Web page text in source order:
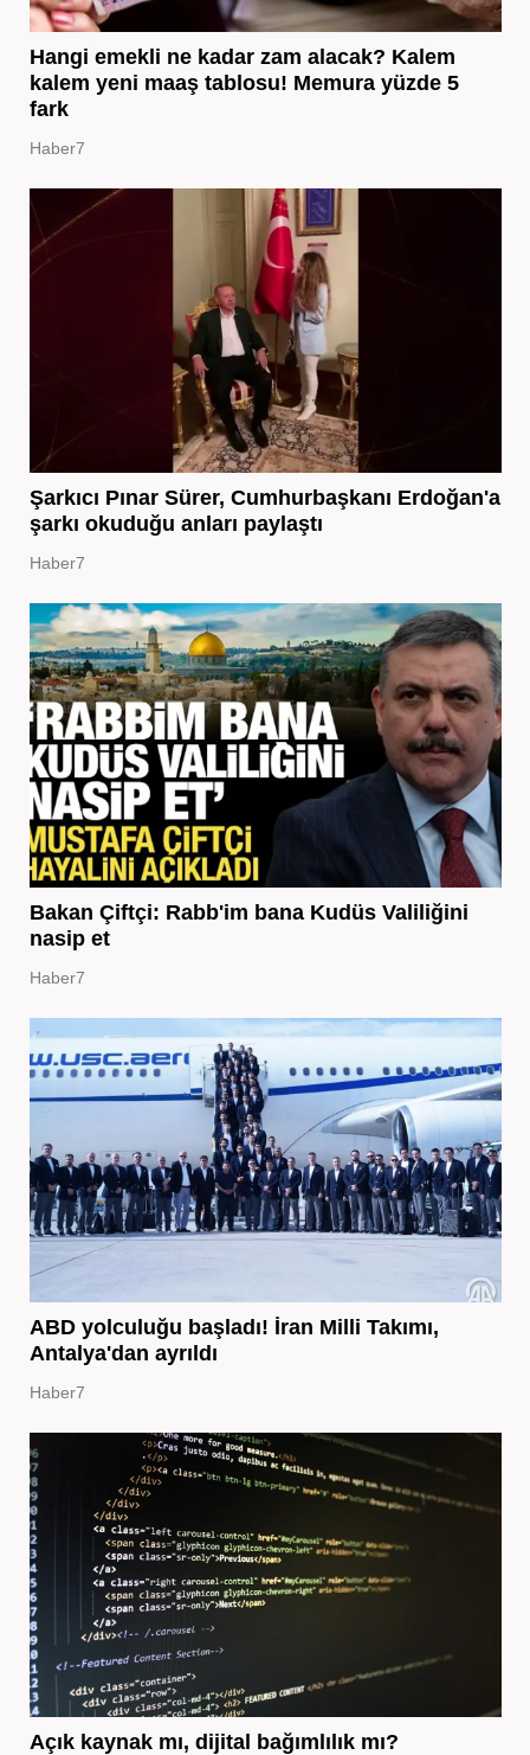
Hangi emekli ne kadar zam alacak? Kalem
kalem yeni maaş tablosu! Memura yüzde 5
fark
Haber7
Şarkıcı Pınar Sürer, Cumhurbaşkanı Erdoğan'a
şarkı okuduğu anları paylaştı
Haber7
Bakan Çiftçi: Rabb'im bana Kudüs Valiliğini
nasip et
Haber7
ABD yolculuğu başladı! İran Milli Takımı,
Antalya'dan ayrıldı
Haber7
Açık kaynak mı, dijital bağımlılık mı?